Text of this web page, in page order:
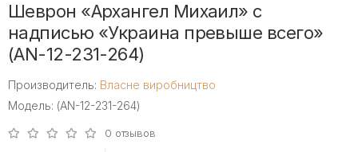
Шеврон «Архангел Михаил» с
надписью «Украина превыше всего»
(AN-12-231-264)
Производитель: Власне виробництво
Модель: (AN-12-231-264)
0 отзывов